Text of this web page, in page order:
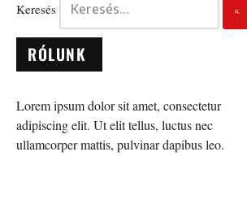
Keresés
RÓLUNK
Lorem ipsum dolor sit amet, consectetur
adipiscing elit. Ut elit tellus, luctus nec
ullamcorper mattis, pulvinar dapibus leo.